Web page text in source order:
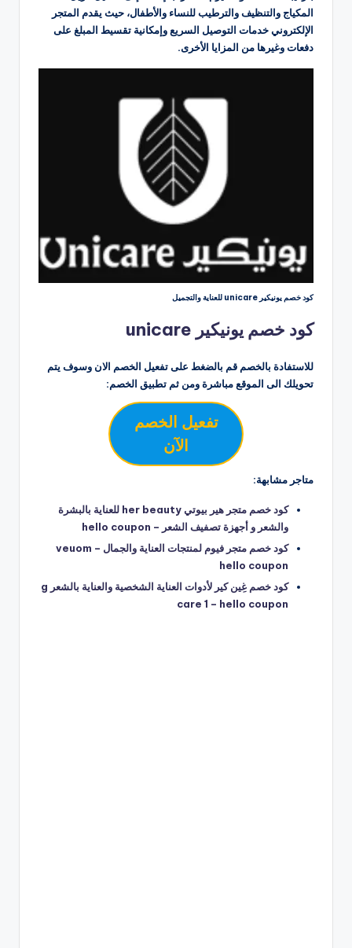
المكياج والتنظيف والترطيب للنساء والأطفال، حيث يقدم المتجر
الإلكتروني خدمات التوصيل السريع وإمكانية تقسيط المبلغ على
دفعات وغيرها من المزايا الأخرى.
كود خصم يونيكير unicare للعناية والتجميل
كود خصم يونيكير unicare
للاستفادة بالخصم قم بالضغط على تفعيل الخصم الان وسوف يتم
تحويلك الى الموقع مباشرة ومن ثم تطبيق الخصم:
تفعيل الخصم
الآن
متاجر مشابهة:
كود خصم متجر هير بيوتي her beauty للعناية بالبشرة
والشعر و أجهزة تصفيف الشعر – hello coupon
كود خصم متجر فيوم لمنتجات العناية والجمال veuom –
hello coupon
كود خصم غِين كير لأدوات العناية الشخصية والعناية بالشعر g
care 1 – hello coupon